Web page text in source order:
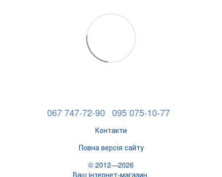
067 747-72-90 095 075-10-77
Контакти
Повна версія сайту
© 2012—2026
Ваш інтернет-магазин.